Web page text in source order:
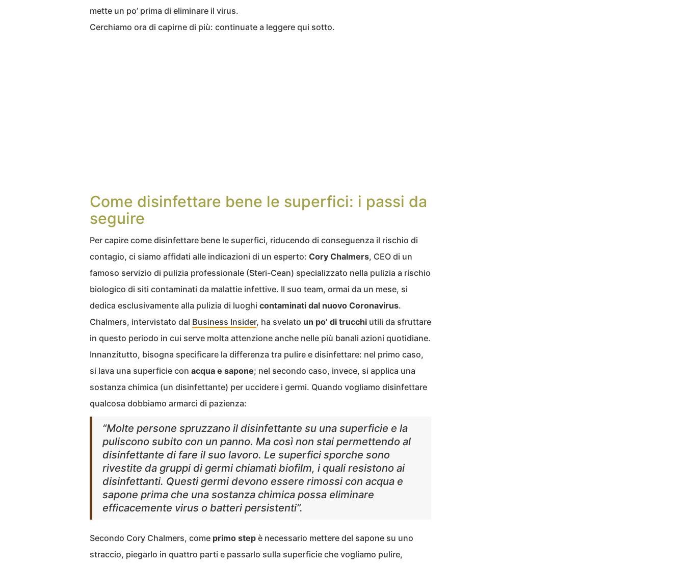
mette un po’ prima di eliminare il virus.
Cerchiamo ora di capirne di più: continuate a leggere qui sotto.
Come disinfettare bene le superfici: i passi da
seguire
Per capire come disinfettare bene le superfici, riducendo di conseguenza il rischio di
contagio, ci siamo affidati alle indicazioni di un esperto: Cory Chalmers, CEO di un
famoso servizio di pulizia professionale (Steri-Cean) specializzato nella pulizia a rischio
biologico di siti contaminati da malattie infettive. Il suo team, ormai da un mese, si
dedica esclusivamente alla pulizia di luoghi contaminati dal nuovo Coronavirus.
Chalmers, intervistato dal Business Insider, ha svelato un po’ di trucchi utili da sfruttare
in questo periodo in cui serve molta attenzione anche nelle più banali azioni quotidiane.
Innanzitutto, bisogna specificare la differenza tra pulire e disinfettare: nel primo caso,
si lava una superficie con acqua e sapone; nel secondo caso, invece, si applica una
sostanza chimica (un disinfettante) per uccidere i germi. Quando vogliamo disinfettare
qualcosa dobbiamo armarci di pazienza:
“Molte persone spruzzano il disinfettante su una superficie e la
puliscono subito con un panno. Ma così non stai permettendo al
disinfettante di fare il suo lavoro. Le superfici sporche sono
rivestite da gruppi di germi chiamati biofilm, i quali resistono ai
disinfettanti. Questi germi devono essere rimossi con acqua e
sapone prima che una sostanza chimica possa eliminare
efficacemente virus o batteri persistenti”.
Secondo Cory Chalmers, come primo step è necessario mettere del sapone su uno
straccio, piegarlo in quattro parti e passarlo sulla superficie che vogliamo pulire,